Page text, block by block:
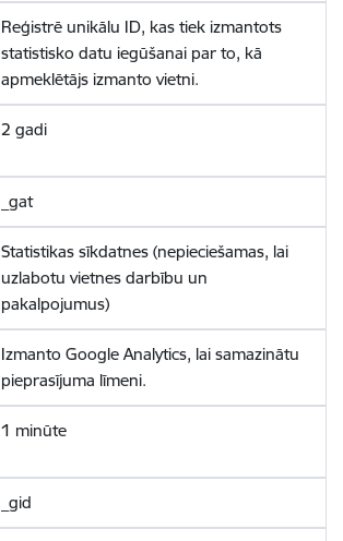
Reģistrē unikālu ID, kas tiek izmantots
statistisko datu iegūšanai par to, kā
apmeklētājs izmanto vietni.
2 gadi
_gat
Statistikas sīkdatnes (nepieciešamas, lai
uzlabotu vietnes darbību un
pakalpojumus)
Izmanto Google Analytics, lai samazinātu
pieprasījuma līmeni.
1 minūte
_gid